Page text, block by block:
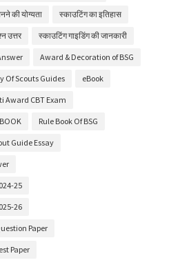
की योग्यता स्काउटिंग का इतिहास
उत्तर स्काउटिंग गाइडिंग की जानकारी
Award & Decoration of BSG
Of Scouts Guides eBook
Award CBT Exam
Rule Book Of BSG
Guide Essay
25
26
Paper
Paper